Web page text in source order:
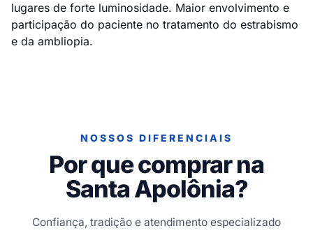
lugares de forte luminosidade. Maior envolvimento e
participação do paciente no tratamento do estrabismo
e da ambliopia.
NOSSOS DIFERENCIAIS
Por que comprar na
Santa Apolônia?
Confiança, tradição e atendimento especializado